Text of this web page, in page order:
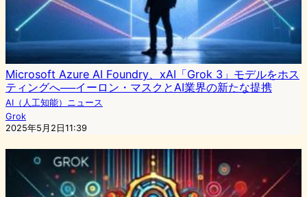
Microsoft Azure AI Foundry、xAI「Grok 3」モデルをホス
ティングへ──イーロン・マスクとAI業界の新たな提携
AI（人工知能）ニュース
Grok
2025年5月2日11:39